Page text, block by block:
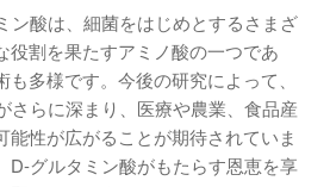
ン酸は、細菌をはじめとするさまざ
役割を果たすアミノ酸の一つであ
多様です。今後の研究によって、
さらに深まり、医療や農業、食品産
能性が広がることが期待されていま
D-グルタミン酸がもたらす恩恵を享